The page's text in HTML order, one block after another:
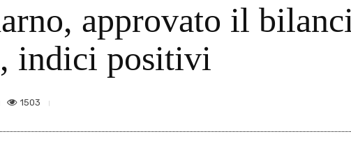
approvato il
indici positivi
1503